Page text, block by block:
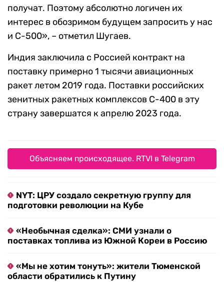
получат. Поэтому абсолютно логичен их
интерес в обозримом будущем запросить у нас
и С-500», – отметил Шугаев.
Индия заключила с Россией контракт на
поставку примерно 1 тысячи авиационных
ракет летом 2019 года. Поставки российских
зенитных ракетных комплексов С-400 в эту
страну завершатся к апрелю 2023 года.
Объясняем происходящее. RTVI в Telegram
NYT: ЦРУ создало секретную группу для
подготовки революции на Кубе
«Необычная сделка»: СМИ узнали о
поставках топлива из Южной Кореи в Россию
«Мы не хотим тонуть»: жители Тюменской
области обратились к Путину